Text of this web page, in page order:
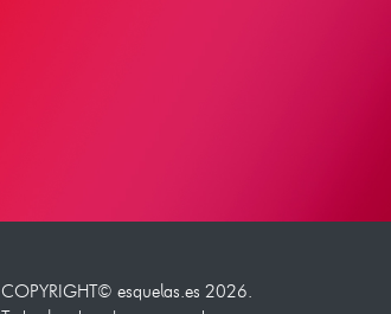
COPYRIGHT© esquelas.es 2026.